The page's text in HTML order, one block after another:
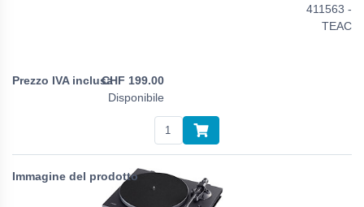
411563 -
TEAC
CHF 199.00
Disponibile